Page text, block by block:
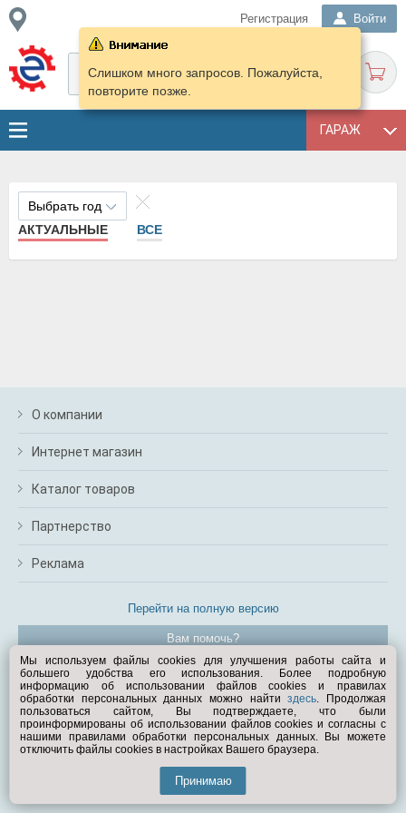
Регистрация Войти
ГАРАЖ
Слишком много запросов. Пожалуйста,
повторите позже.
Выбрать год
АКТУАЛЬНЫЕ
ВСЕ
О компании
Интернет магазин
Каталог товаров
Партнерство
Реклама
Перейти на полную версию
Вам помочь?
© Exist.ru 1998—2026
Мы используем файлы cookies для улучшения работы сайта и
большего удобства его использования. Более подробную
информацию об использовании файлов cookies и правилах
обработки персональных данных можно найтиздесь. Продолжая
пользоваться сайтом, Вы подтверждаете, что были
проинформированы об использовании файлов cookies и согласны с
нашими правилами обработки персональных данных. Вы можете
отключить файлы cookies в настройках Вашего браузера.
Принимаю